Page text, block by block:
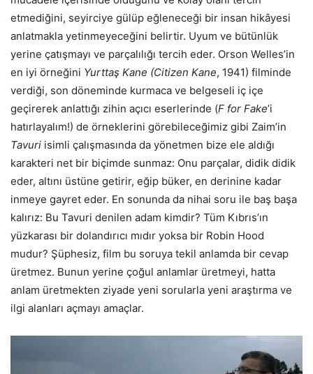
etmediğini, seyirciye gülüp eğleneceği bir insan hikâyesi
anlatmakla yetinmeyeceğini belirtir. Uyum ve bütünlük
yerine çatışmayı ve parçalılığı tercih eder. Orson Welles’in
en iyi örneğini Yurttaş Kane (Citizen Kane, 1941) filminde
verdiği, son döneminde kurmaca ve belgeseli iç içe
geçirerek anlattığı zihin açıcı eserlerinde (F for Fake’i
hatırlayalım!) de örneklerini görebileceğimiz gibi Zaim’in
Tavuri isimli çalışmasında da yönetmen bize ele aldığı
karakteri net bir biçimde sunmaz: Onu parçalar, didik didik
eder, altını üstüne getirir, eğip büker, en derinine kadar
inmeye gayret eder. En sonunda da nihai soru ile baş başa
kalırız: Bu Tavuri denilen adam kimdir? Tüm Kıbrıs’ın
yüzkarası bir dolandırıcı mıdır yoksa bir Robin Hood
mudur? Şüphesiz, film bu soruya tekil anlamda bir cevap
üretmez. Bunun yerine çoğul anlamlar üretmeyi, hatta
anlam üretmekten ziyade yeni sorularla yeni araştırma ve
ilgi alanları açmayı amaçlar.